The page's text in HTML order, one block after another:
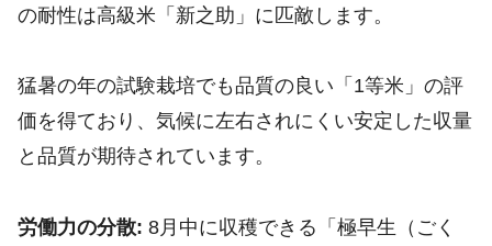
の耐性は高級米「新之助」に匹敵します。
猛暑の年の試験栽培でも品質の良い「1等米」の評
価を得ており、気候に左右されにくい安定した収量
と品質が期待されています。
労働力の分散: 8月中に収穫できる「極早生（ごく